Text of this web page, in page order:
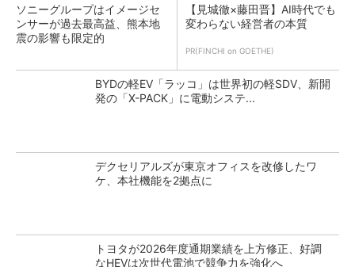
ソニーグループはイメージセ
ンサーが過去最高益、熊本地
震の影響も限定的
【見城徹×藤田晋】AI時代でも
変わらない経営者の本質
PR(FINCHI on GOETHE)
BYDの軽EV「ラッコ」は世界初の軽SDV、新開
発の「X-PACK」に電動システ...
デクセリアルズが東京オフィスを改修したワ
ケ、本社機能を2拠点に
トヨタが2026年度通期業績を上方修正、好調
なHEVは次世代電池で競争力を強化へ